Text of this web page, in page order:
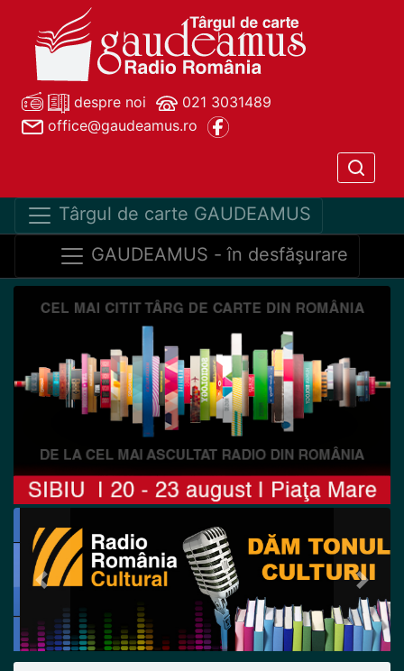
despre noi
021 3031489
office@gaudeamus.ro
Târgul de carte GAUDEAMUS
GAUDEAMUS - în desfăşurare
Previous Next